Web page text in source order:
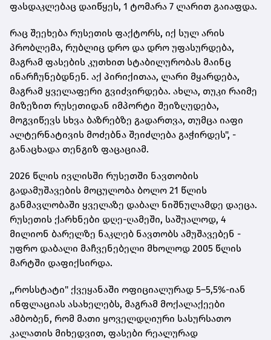
ფასდაკლებაც დაიწყეს, 1 ტომარა 7 ლარით გაიაფდა.
რაც შეეხება რუსეთის ფაქტორს, იქ სულ არის
პრობლემა, რუბლიც დრო და დრო უფასურდება,
მაგრამ ფასების კუთხით სტაბილურობას მაინც
ინარჩუნებდნენ. აქ პირიქითაა, ლარი მყარდება,
მაგრამ ყველაფერი გვიძვირდება. ახლა, თუკი რაიმე
მიზეზით რუსეთიდან იმპორტი შეიზღუდება,
მოგვიწევს სხვა ბაზრებზე გადართვა, თუმცა იაფი
ალტერნატივის მოძებნა შეიძლება გაჭირდეს", -
განაცხადა თენგიზ ფაცაციამ.
2026 წლის ივლისში რუსეთში ნავთობის
გადამუშავების მოცულობა ბოლო 21 წლის
განმავლობაში ყველაზე დაბალ ნიშნულამდე დაეცა.
რუსეთის ქარხნები დღე-ღამეში, საშუალოდ, 4
მილიონ ბარელზე ნაკლებ ნავთობს ამუშავებენ -
უფრო დაბალი მაჩვენებელი მხოლოდ 2005 წლის
მარტში დაფიქსირდა.
,,როსსტატი" ქვეყანაში ოფიციალურად 5–5,5%-იან
ინფლაციას ასახელებს, მაგრამ მოქალაქეები
ამბობენ, რომ მათი ყოველდღიური სასურსათო
კალათის მიხედვით, ფასები რეალურად